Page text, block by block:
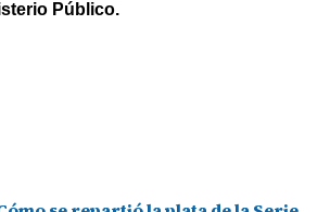
Público.